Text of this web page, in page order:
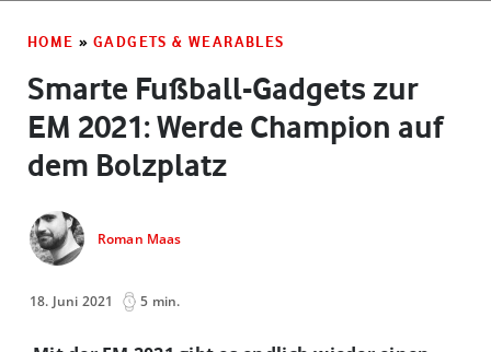
HOME » GADGETS & WEARABLES
Smarte Fußball-Gadgets zur
EM 2021: Werde Champion auf
dem Bolzplatz
Roman Maas
18. Juni 2021 5 min.